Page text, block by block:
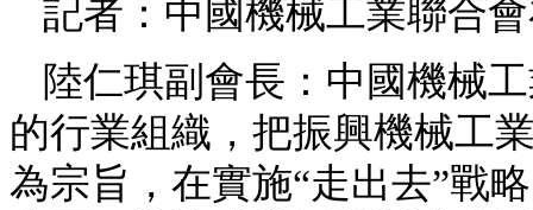
記者：中國機械工業聯合
陸仁琪副會長：中國機械
的行業組織，把振興機械工
為宗旨，在實施“走出去”戰